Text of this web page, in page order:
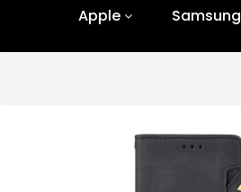
Apple Samsung